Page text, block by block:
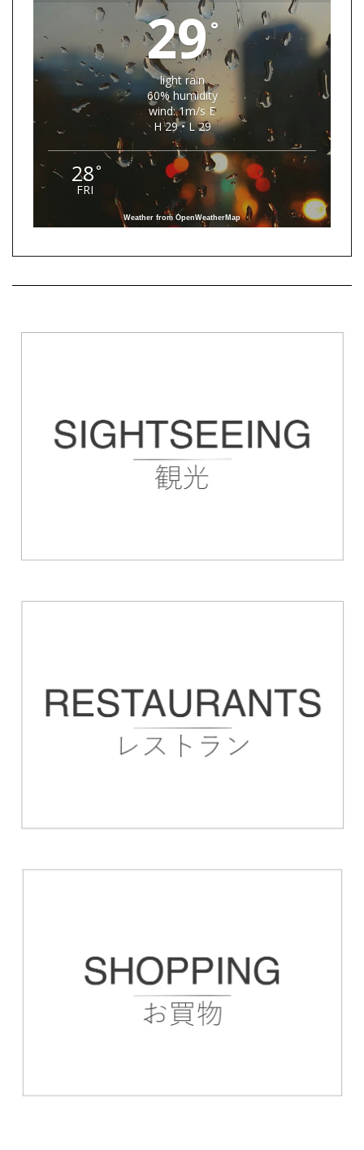
29°
light rain
60% humidity
wind: 1m/s E
H 29 • L 29
28°
FRI
Weather from OpenWeatherMap